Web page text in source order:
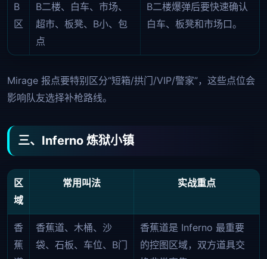
B
区
B二楼、白车、市场、
超市、板凳、B小、包
点
B二楼爆弹后要快速确认
白车、板凳和市场口。
Mirage 报点要特别区分“短箱/拱门/VIP/警家”，这些点位会
影响队友选择补枪路线。
三、Inferno 炼狱小镇
区
域
常用叫法 实战重点
香
蕉
香蕉道、木桶、沙
袋、石板、车位、B门
香蕉道是 Inferno 最重要
的控图区域，双方道具交